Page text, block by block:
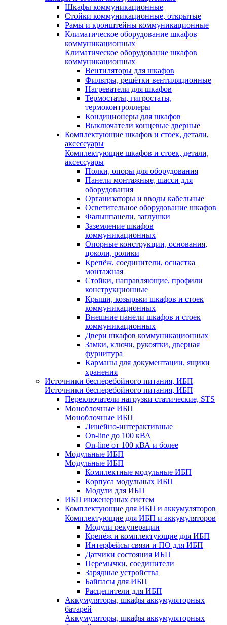
Шкафы коммуникационные
Стойки коммуникационные, открытые
Рамы и кронштейны коммуникационные
Климатическое оборудование шкафов
коммуникационных
Климатическое оборудование шкафов
коммуникационных
Вентиляторы для шкафов
Фильтры, решётки вентиляционные
Нагреватели для шкафов
Термостаты, гигростаты,
термоконтроллеры
Кондиционеры для шкафов
Выключатели концевые дверные
Комплектующие шкафов и стоек, детали,
аксессуары
Комплектующие шкафов и стоек, детали,
аксессуары
Полки, опоры для оборудования
Панели монтажные, шасси для
оборудования
Организаторы и вводы кабельные
Осветительное оборудование шкафов
Фальшпанели, заглушки
Заземление шкафов
коммуникационных
Опорные конструкции, основания,
цоколи, ролики
Крепёж, соединители, оснастка
монтажная
Стойки, направляющие, профили
конструкционные
Крыши, козырьки шкафов и стоек
коммуникационных
Внешние панели шкафов и стоек
коммуникационных
Двери шкафов коммуникационных
Замки, ключи, рукоятки, дверная
фурнитура
Карманы для документации, ящики
хранения
Источники бесперебойного питания, ИБП
Источники бесперебойного питания, ИБП
Переключатели нагрузки статические, STS
Моноблочные ИБП
Моноблочные ИБП
Линейно-интерактивные
On-line до 100 кВА
On-line от 100 кВА и более
Модульные ИБП
Модульные ИБП
Комплектные модульные ИБП
Корпуса модульных ИБП
Модули для ИБП
ИБП инженерных систем
Комплектующие для ИБП и аккумуляторов
Комплектующие для ИБП и аккумуляторов
Модули рекуперации
Крепёж и комплектующие для ИБП
Интерфейсы связи и ПО для ИБП
Датчики состояния ИБП
Перемычки, соединители
Зарядные устройства
Байпасы для ИБП
Расцепители для ИБП
Аккумуляторы, шкафы аккумуляторных
батарей
Аккумуляторы, шкафы аккумуляторных